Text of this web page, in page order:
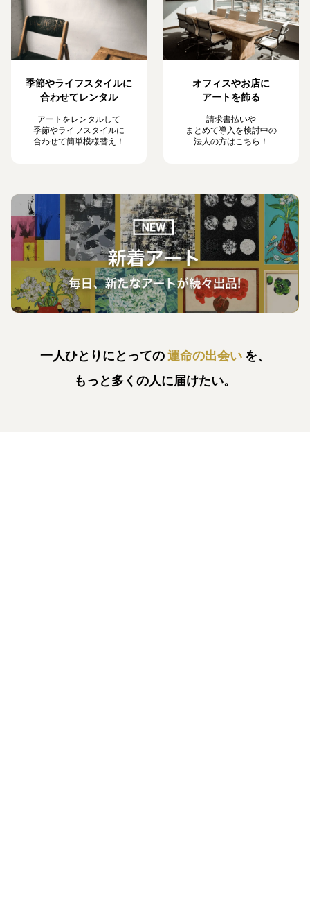
季節やライフスタイルに
合わせてレンタル
アートをレンタルして
季節やライフスタイルに
合わせて簡単模様替え！
オフィスやお店に
アートを飾る
請求書払いや
まとめて導入を検討中の
法人の方はこちら！
一人ひとりにとっての運命の出会い を、
もっと多くの人に届けたい。